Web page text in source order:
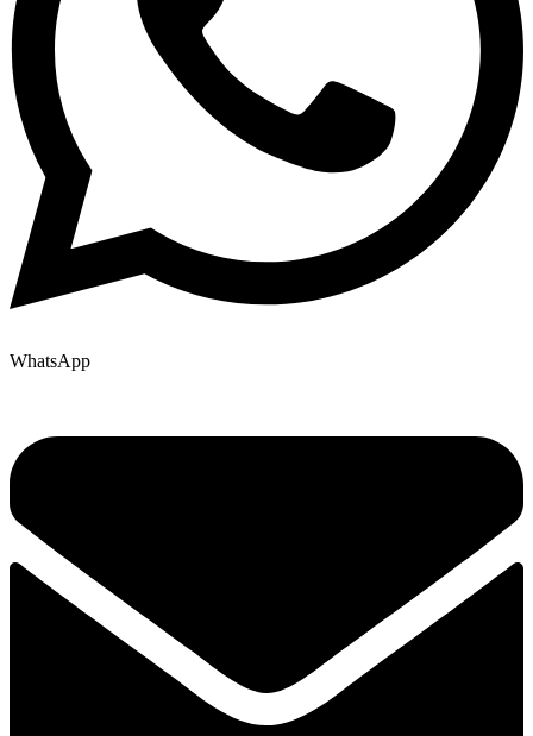
WhatsApp